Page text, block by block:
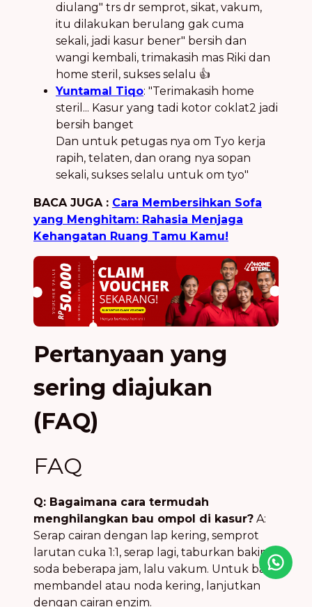
diulang" trs dr semprot, sikat, vakum,
itu dilakukan berulang gak cuma
sekali, jadi kasur bener" bersih dan
wangi kembali, trimakasih mas Riki dan
home steril, sukses selalu 👍
Yuntamal Tiqo: "Terimakasih home
steril... Kasur yang tadi kotor coklat2 jadi
bersih banget
Dan untuk petugas nya om Tyo kerja
rapih, telaten, dan orang nya sopan
sekali, sukses selalu untuk om tyo"
BACA JUGA : Cara Membersihkan Sofa
yang Menghitam: Rahasia Menjaga
Kehangatan Ruang Tamu Kamu!
Pertanyaan yang
sering diajukan
(FAQ)
FAQ
Q: Bagaimana cara termudah
menghilangkan bau ompol di kasur? A:
Serap cairan dengan lap kering, semprot
larutan cuka 1:1, serap lagi, taburkan baking
soda beberapa jam, lalu vakum. Untuk bau
membandel atau noda kering, lanjutkan
dengan cairan enzim.
Icon